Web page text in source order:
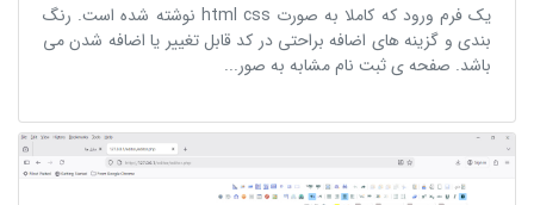
یک فرم ورود که کاملا به صورت html css نوشته شده است. رنگ
بندی و گزینه های اضافه براحتی در کد قابل تغییر یا اضافه شدن می
باشد. صفحه ی ثبت نام مشابه به صور...